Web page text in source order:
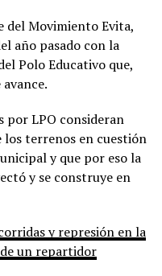
del Movimiento Evita,
año pasado con la
Polo Educativo que,
por LPO consideran
los terrenos en cuestión
y que por eso la
y se construye en
y represión en la
un repartidor